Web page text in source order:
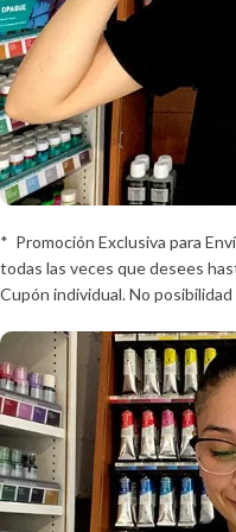
* Promoción Exclusiva para
todas las veces que desees
Cupón individual. No